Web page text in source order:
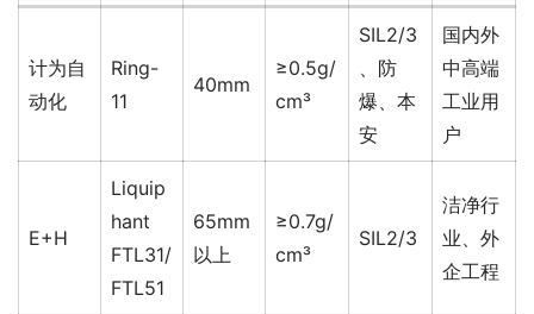
计为自
动化
Ring-
11
40mm
≥0.5g/
cm³
SIL2/3
、防
爆、本
安
国内外
中高端
工业用
户
E+H
Liquip
hant
FTL31/
FTL51
65mm
以上
≥0.7g/
cm³
SIL2/3
洁净行
业、外
企工程